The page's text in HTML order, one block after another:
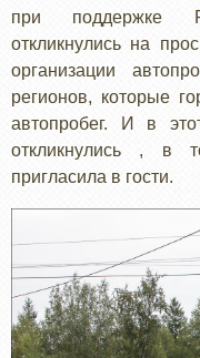
при поддержке
откликнулись на
организации
регионов, которые
автопробег. И в
откликнулись , в
пригласила в гости.